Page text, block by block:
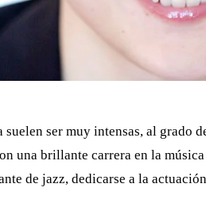
ser muy intensas, al grado
una brillante carrera en la
de jazz, dedicarse a la